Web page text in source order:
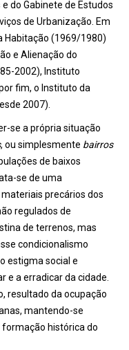
do Gabinete de Estudos
de Urbanização. Em
Habitação (1969/1980)
e Alienação do
2002), Instituto
fim, o Instituto da
2007).
se a própria situação
, ou simplesmente bairros
de baixos
se de uma
precários dos
regulados de
de terrenos, mas
condicionalismo
estigma social e
e a erradicar da cidade.
resultado da ocupação
mantendo-se
histórica do